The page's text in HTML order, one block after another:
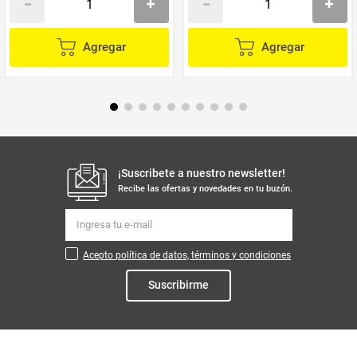
Agregar Agregar
¡Suscribete a nuestro newsletter!
Recibe las ofertas y novedades en tu buzón.
Acepto política de datos, términos y condiciones
Suscribirme